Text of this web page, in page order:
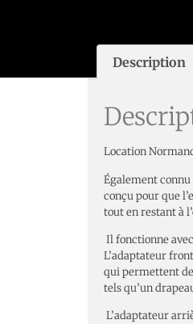
Description
Location
Également
conçu pour que
tout en restant à
Il fonctionne
L’adaptateur
qui permettent
tels qu’un
L’adaptateur